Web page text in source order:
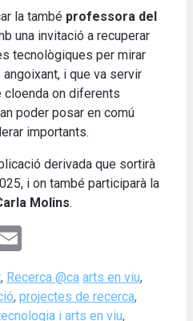
la també professora del
una invitació a recuperar
tecnològiques per mirar
angoixant, i que va servir
cloenda on diferents
poder posar en comú
importants.
derivada que sortirà
i on també participarà la
Molins.
WhatsApp
, Recerca @ca Tags
arts en viu,
, projectes de recerca,
i arts en viu,